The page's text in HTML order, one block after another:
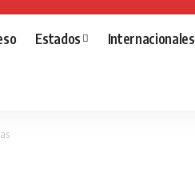
Estados Internacionales